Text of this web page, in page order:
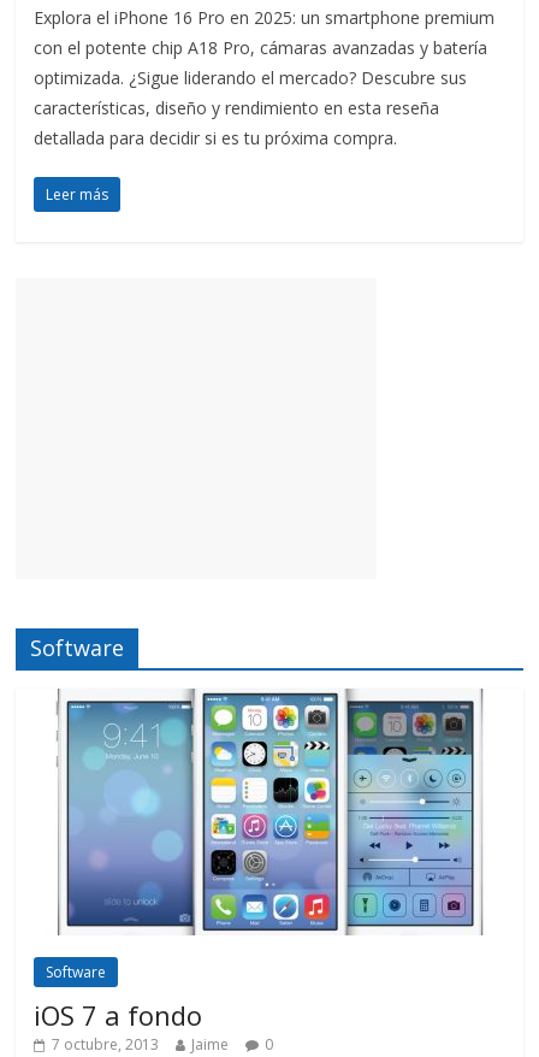
Explora el iPhone 16 Pro en 2025: un smartphone premium
con el potente chip A18 Pro, cámaras avanzadas y batería
optimizada. ¿Sigue liderando el mercado? Descubre sus
características, diseño y rendimiento en esta reseña
detallada para decidir si es tu próxima compra.
Leer más
Software
Software
iOS 7 a fondo
7 octubre, 2013 Jaime 0